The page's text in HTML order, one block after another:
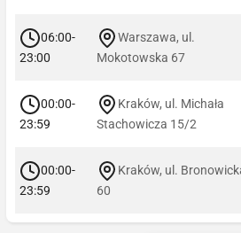
06:00-
23:00
Warszawa, ul.
Mokotowska 67
00:00-
23:59
Kraków, ul. Michała
Stachowicza 15/2
00:00-
23:59
Kraków, ul.
60